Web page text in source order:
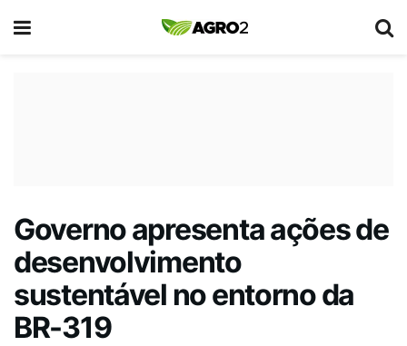
Governo apresenta ações de
desenvolvimento
sustentável no entorno da
BR-319